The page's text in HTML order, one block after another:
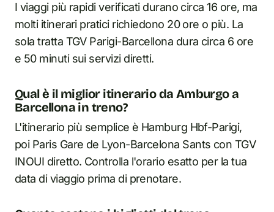
I viaggi più rapidi verificati durano circa 16 ore, ma
molti itinerari pratici richiedono 20 ore o più. La
sola tratta TGV Parigi-Barcellona dura circa 6 ore
e 50 minuti sui servizi diretti.
Qual è il miglior itinerario da Amburgo a
Barcellona in treno?
L'itinerario più semplice è Hamburg Hbf-Parigi,
poi Paris Gare de Lyon-Barcelona Sants con TGV
INOUI diretto. Controlla l'orario esatto per la tua
data di viaggio prima di prenotare.